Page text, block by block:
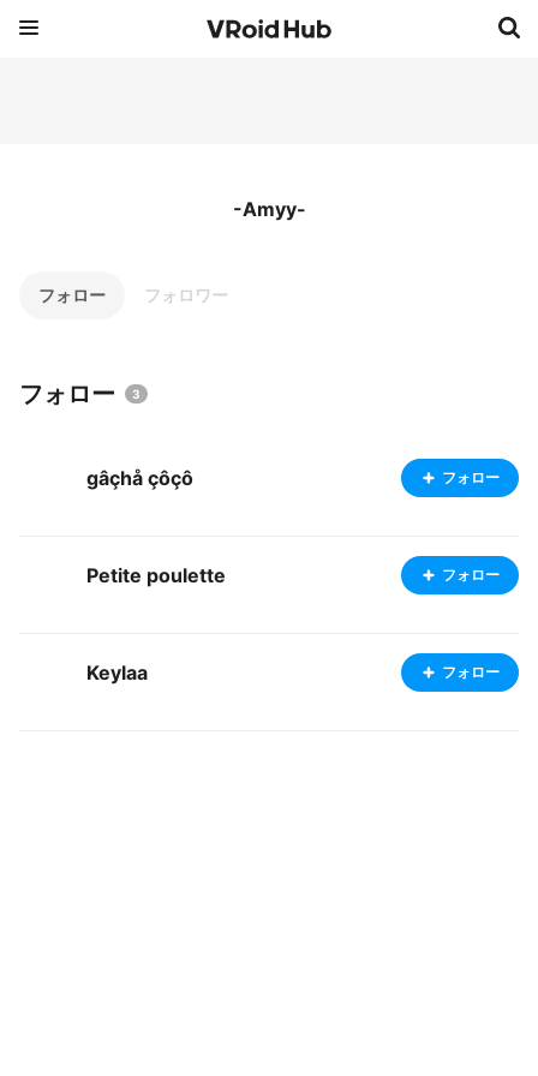
-Amyy-
フォロー フォロワー
フォロー 3
gâçhå çôçô フォロー
Petite poulette フォロー
Keylaa フォロー